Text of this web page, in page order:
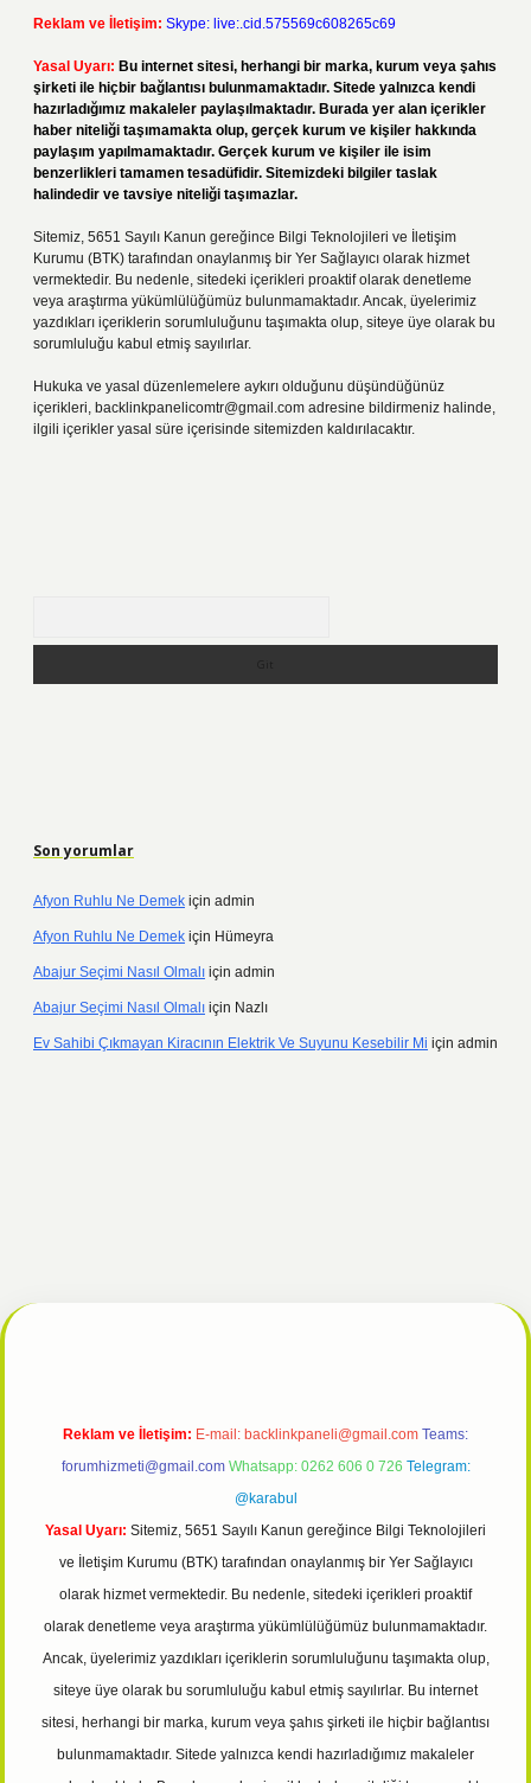
Reklam ve İletişim: Skype: live:.cid.575569c608265c69
Yasal Uyarı: Bu internet sitesi, herhangi bir marka, kurum veya şahıs
şirketi ile hiçbir bağlantısı bulunmamaktadır. Sitede yalnızca kendi
hazırladığımız makaleler paylaşılmaktadır. Burada yer alan içerikler
haber niteliği taşımamakta olup, gerçek kurum ve kişiler hakkında
paylaşım yapılmamaktadır. Gerçek kurum ve kişiler ile isim
benzerlikleri tamamen tesadüfidir. Sitemizdeki bilgiler taslak
halindedir ve tavsiye niteliği taşımazlar.
Sitemiz, 5651 Sayılı Kanun gereğince Bilgi Teknolojileri ve İletişim
Kurumu (BTK) tarafından onaylanmış bir Yer Sağlayıcı olarak hizmet
vermektedir. Bu nedenle, sitedeki içerikleri proaktif olarak denetleme
veya araştırma yükümlülüğümüz bulunmamaktadır. Ancak, üyelerimiz
yazdıkları içeriklerin sorumluluğunu taşımakta olup, siteye üye olarak bu
sorumluluğu kabul etmiş sayılırlar.
Hukuka ve yasal düzenlemelere aykırı olduğunu düşündüğünüz
içerikleri, backlinkpanelicomtr@gmail.com adresine bildirmeniz halinde,
ilgili içerikler yasal süre içerisinde sitemizden kaldırılacaktır.
Son yorumlar
Afyon Ruhlu Ne Demek için admin
Afyon Ruhlu Ne Demek için Hümeyra
Abajur Seçimi Nasıl Olmalı için admin
Abajur Seçimi Nasıl Olmalı için Nazlı
Ev Sahibi Çıkmayan Kiracının Elektrik Ve Suyunu Kesebilir Mi için admin
giriş
Reklam ve İletişim: E-mail: backlinkpaneli@gmail.com Teams:
forumhizmeti@gmail.com Whatsapp: 0262 606 0 726 Telegram:
@karabul
Yasal Uyarı: Sitemiz, 5651 Sayılı Kanun gereğince Bilgi Teknolojileri
ve İletişim Kurumu (BTK) tarafından onaylanmış bir Yer Sağlayıcı
olarak hizmet vermektedir. Bu nedenle, sitedeki içerikleri proaktif
olarak denetleme veya araştırma yükümlülüğümüz bulunmamaktadır.
Ancak, üyelerimiz yazdıkları içeriklerin sorumluluğunu taşımakta olup,
siteye üye olarak bu sorumluluğu kabul etmiş sayılırlar. Bu internet
sitesi, herhangi bir marka, kurum veya şahıs şirketi ile hiçbir bağlantısı
bulunmamaktadır. Sitede yalnızca kendi hazırladığımız makaleler